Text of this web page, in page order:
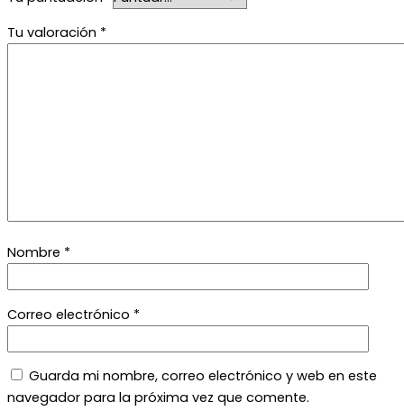
Tu valoración *
Nombre *
Correo electrónico *
Guarda mi nombre, correo electrónico y web en este
navegador para la próxima vez que comente.